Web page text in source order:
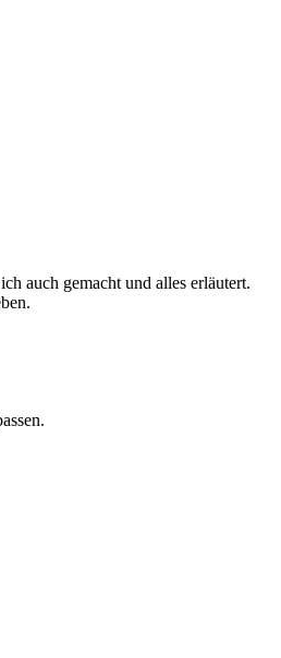
auch gemacht und alles erläutert.